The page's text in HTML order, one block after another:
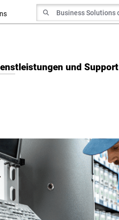
Suche nach
Suchen
und Support